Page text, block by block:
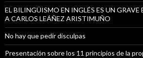
EL BILINGÜISMO EN INGLÉS ES UN GRAVE
A CARLOS LEÁÑEZ ARISTIMUÑO
No hay que pedir disculpas
Presentación sobre los 11 principios de la